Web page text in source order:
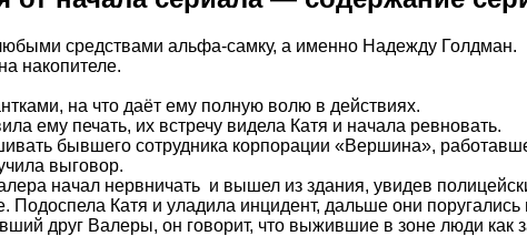
средствами альфа-самку, а именно Надежду Голдман.
накопителе.
на что даёт ему полную волю в действиях.
ему печать, их встречу видела Катя и начала ревновать.
бывшего сотрудника корпорации «Вершина»,
выговор.
начал нервничать и вышел из здания, увидев
Катя и уладила инцидент, дальше они поругались
друг Валеры, он говорит, что выжившие в зоне люди как